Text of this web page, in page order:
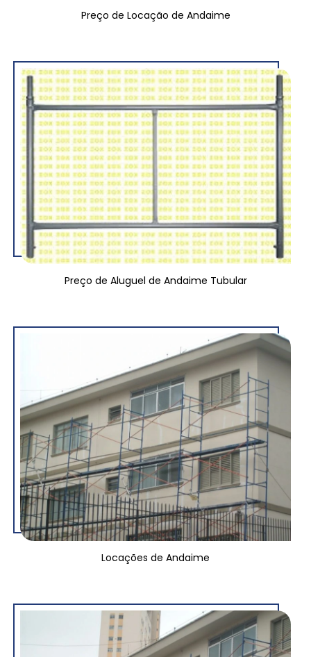
Preço de Locação de Andaime
Preço de Aluguel de Andaime Tubular
Locações de Andaime